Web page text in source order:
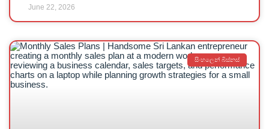
June 22, 2026
සිංහලෙන් බිස්නස්